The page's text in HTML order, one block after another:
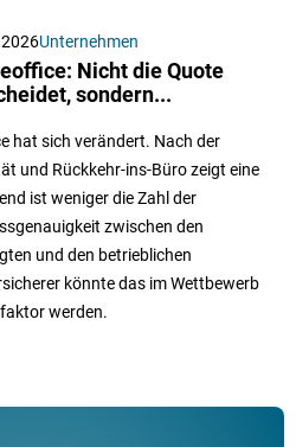
Unternehmen
Nicht die Quote
sondern...
hat sich verändert. Nach der
und Rückkehr-ins-Büro zeigt eine
ist weniger die Zahl der
zwischen den
und den betrieblichen
könnte das im Wettbewerb
werden.